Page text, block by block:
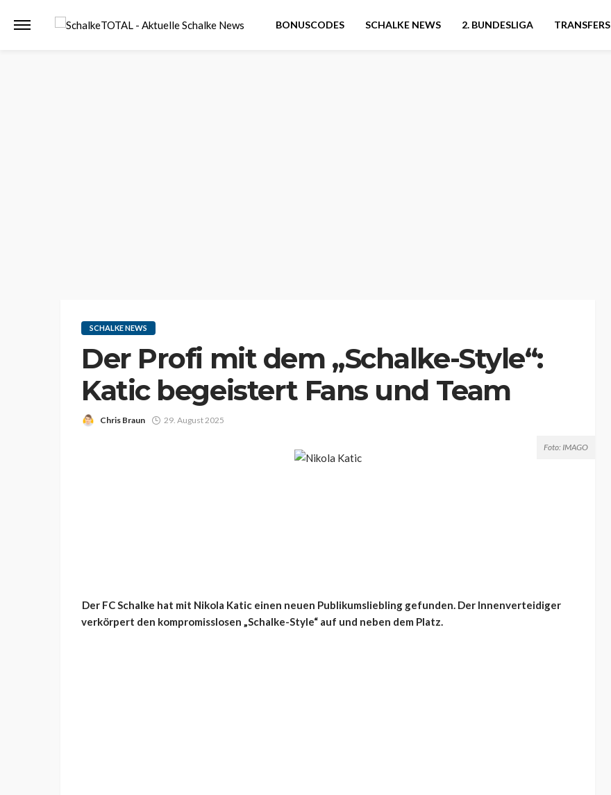
BONUSCODES SCHALKE NEWS 2. BUNDESLIGA TRANSFERS
SCHALKE NEWS
Der Profi mit dem „Schalke-Style“:
Katic begeistert Fans und Team
Chris Braun 29. August 2025
Foto: IMAGO
Der FC Schalke hat mit Nikola Katic einen neuen Publikumsliebling gefunden. Der Innenverteidiger
verkörpert den kompromisslosen „Schalke-Style“ auf und neben dem Platz.